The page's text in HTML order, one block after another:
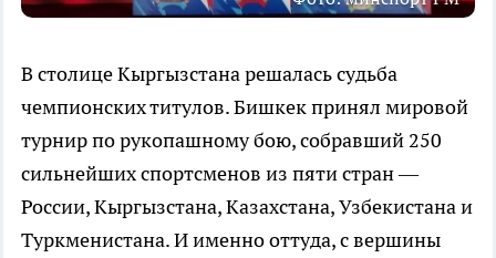
В столице Кыргызстана решалась судьба
чемпионских титулов. Бишкек принял мировой
турнир по рукопашному бою, собравший 250
сильнейших спортсменов из пяти стран —
России, Кыргызстана, Казахстана, Узбекистана и
Туркменистана. И именно оттуда, с вершины